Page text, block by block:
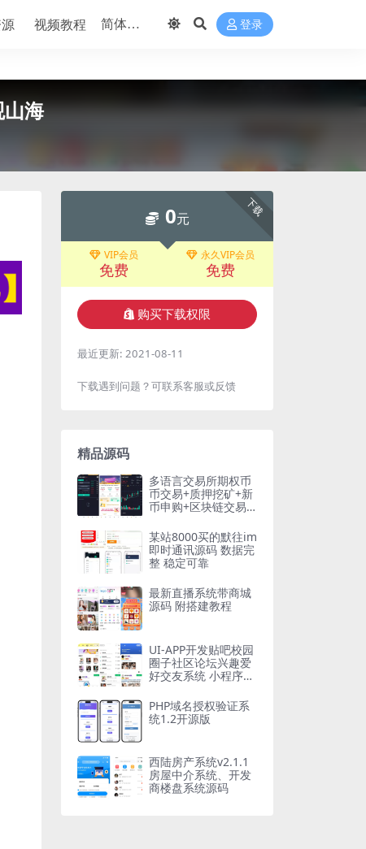
视频教程 登录
海
下载
0元
VIP会员
免费
永久VIP会员
免费
购买下载权限
最近更新: 2021-08-11
下载遇到问题？可联系客服或反馈
精品源码
多语言交易所期权币
币交易+质押挖矿+新
币申购+区块链交易
某站8000买的默往im
即时通讯源码 数据完
整 稳定可靠
最新直播系统带商城
源码 附搭建教程
UI-APP开发贴吧校园
圈子社区论坛兴趣爱
好交友系统 小程序、
PHP域名授权验证系
统1.2开源版
西陆房产系统v2.1.1
房屋中介系统、开发
商楼盘系统源码